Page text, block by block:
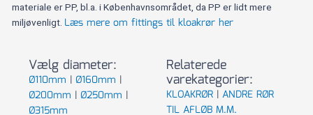
materiale er PP, bl.a. i Københavnsområdet, da PP er lidt mere
miljøvenligt. Læs mere om fittings til kloakrør her
Vælg diameter:
Ø110mm | Ø160mm |
Ø200mm | Ø250mm |
Ø315mm
Relaterede
varekategorier:
KLOAKRØR |ANDRE RØR
TIL AFLØB M.M.